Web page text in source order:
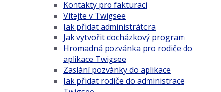
Kontakty pro fakturaci
Vítejte v Twigsee
Jak přidat administrátora
Jak vytvořit docházkový program
Hromadná pozvánka pro rodiče do
aplikace Twigsee
Zaslání pozvánky do aplikace
Jak přidat rodiče do administrace